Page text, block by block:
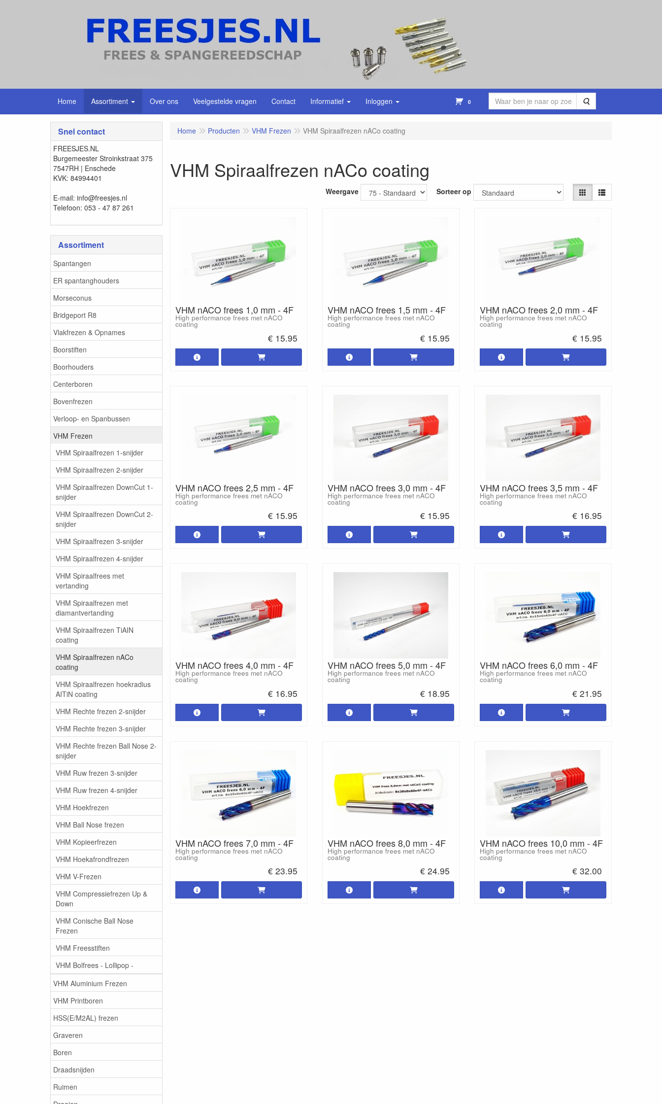
Home Assortiment Over ons Veelgestelde vragen Contact Informatief Inloggen Zoeken
0
Snel contact
FREESJES.NL
Burgemeester Stroinkstraat 375
7547RH | Enschede
KVK: 84994401
E-mail: info@freesjes.nl
Telefoon: 053 - 47 87 261
Assortiment
Spantangen
ER spantanghouders
Morseconus
Bridgeport R8
Vlakfrezen & Opnames
Boorstiften
Boorhouders
Centerboren
Bovenfrezen
Verloop- en Spanbussen
VHM Frezen
VHM Spiraalfrezen 1-snijder
VHM Spiraalfrezen 2-snijder
VHM Spiraalfrezen DownCut 1-
snijder
VHM Spiraalfrezen DownCut 2-
snijder
VHM Spiraalfrezen 3-snijder
VHM Spiraalfrezen 4-snijder
VHM Spiraalfrees met
vertanding
VHM Spiraalfrezen met
diamantvertanding
VHM Spiraalfrezen TiAIN
coating
VHM Spiraalfrezen nACo
coating
VHM Spiraalfrezen hoekradius
AITiN coating
VHM Rechte frezen 2-snijder
VHM Rechte frezen 3-snijder
VHM Rechte frezen Ball Nose 2-
snijder
VHM Ruw frezen 3-snijder
VHM Ruw frezen 4-snijder
VHM Hoekfrezen
VHM Ball Nose frezen
VHM Kopieerfrezen
VHM Hoekafrondfrezen
VHM V-Frezen
VHM Compressiefrezen Up &
Down
VHM Conische Ball Nose
Frezen
VHM Freesstiften
VHM Bolfrees - Lollipop -
VHM Aluminium Frezen
VHM Printboren
HSS(E/M2AL) frezen
Graveren
Boren
Draadsnijden
Ruimen
Home Producten VHM Frezen VHM Spiraalfrezen nACo coating
VHM Spiraalfrezen nACo coating
Weergave Sorteer op
VHM nACO frees 1,0 mm - 4F
High performance frees met nACO
coating
€ 15.95
VHM nACO frees 1,5 mm - 4F
High performance frees met nACO
coating
€ 15.95
VHM nACO frees 2,0 mm - 4F
High performance frees met nACO
coating
€ 15.95
VHM nACO frees 2,5 mm - 4F
High performance frees met nACO
coating
€ 15.95
VHM nACO frees 3,0 mm - 4F
High performance frees met nACO
coating
€ 15.95
VHM nACO frees 3,5 mm - 4F
High performance frees met nACO
coating
€ 16.95
VHM nACO frees 4,0 mm - 4F
High performance frees met nACO
coating
€ 16.95
VHM nACO frees 5,0 mm - 4F
High performance frees met nACO
coating
€ 18.95
VHM nACO frees 6,0 mm - 4F
High performance frees met nACO
coating
€ 21.95
VHM nACO frees 7,0 mm - 4F
High performance frees met nACO
coating
€ 23.95
VHM nACO frees 8,0 mm - 4F
High performance frees met nACO
coating
€ 24.95
VHM nACO frees 10,0 mm - 4F
High performance frees met nACO
coating
€ 32.00